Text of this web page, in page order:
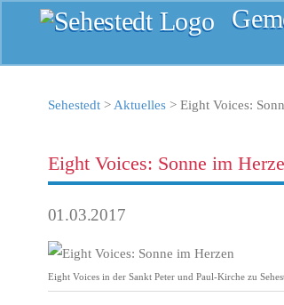
Sehestedt> Aktuelles> Eight Voices:
Eight Voices: Sonne im
01.03.2017
Eight Voices in der Sankt Peter und Paul-Kirche zu